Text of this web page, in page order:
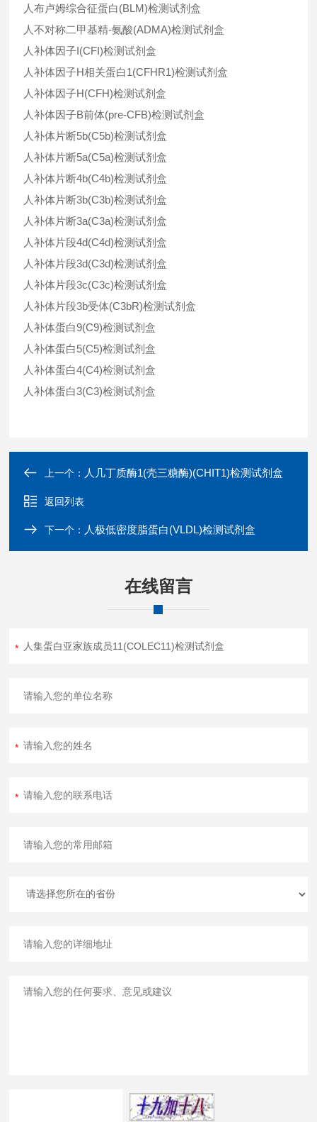
人布卢姆综合征蛋白(BLM)检测试剂盒
人不对称二甲基精-氨酸(ADMA)检测试剂盒
人补体因子I(CFI)检测试剂盒
人补体因子H相关蛋白1(CFHR1)检测试剂盒
人补体因子H(CFH)检测试剂盒
人补体因子B前体(pre-CFB)检测试剂盒
人补体片断5b(C5b)检测试剂盒
人补体片断5a(C5a)检测试剂盒
人补体片断4b(C4b)检测试剂盒
人补体片断3b(C3b)检测试剂盒
人补体片断3a(C3a)检测试剂盒
人补体片段4d(C4d)检测试剂盒
人补体片段3d(C3d)检测试剂盒
人补体片段3c(C3c)检测试剂盒
人补体片段3b受体(C3bR)检测试剂盒
人补体蛋白9(C9)检测试剂盒
人补体蛋白5(C5)检测试剂盒
人补体蛋白4(C4)检测试剂盒
人补体蛋白3(C3)检测试剂盒
上一个： 人几丁质酶1(壳三糖酶)(CHIT1)检测试剂盒
返回列表
下一个： 人极低密度脂蛋白(VLDL)检测试剂盒
在线留言